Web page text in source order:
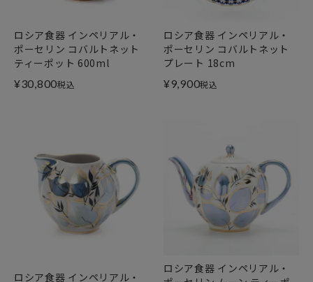
ロシア食器 インペリアル・
ポーセリン コバルトネット
ティーポット 600ml
¥30,800税込
ロシア食器 インペリアル・
ポーセリン コバルトネット
プレート 18cm
¥9,900税込
ロシア食器 インペリアル・
ロシア食器 インペリアル・